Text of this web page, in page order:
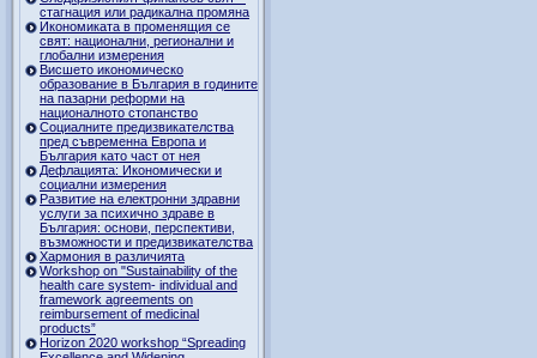
стагнация или радикална промяна
Икономиката в променящия се
свят: национални, регионални и
глобални измерения
Висшето икономическо
образование в България в годините
на пазарни реформи на
националното стопанство
Социалните предизвикателства
пред съвременна Европа и
България като част от нея
Дефлацията: Икономически и
социални измерения
Развитие на електронни здравни
услуги за психично здраве в
България: основи, перспективи,
възможности и предизвикателства
Хармония в различията
Workshop on "Sustainability of the
health care system- individual and
framework agreements on
reimbursement of medicinal
products”
Horizon 2020 workshop “Spreading